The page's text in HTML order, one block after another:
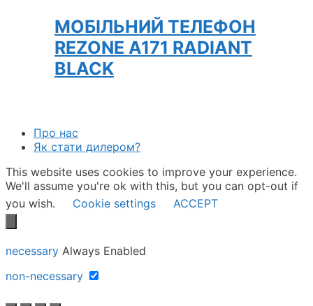
МОБІЛЬНИЙ ТЕЛЕФОН
REZONE A171 RADIANT
BLACK
Про нас
Як стати дилером?
This website uses cookies to improve your experience.
We'll assume you're ok with this, but you can opt-out if
you wish.
Cookie settings ACCEPT
necessary Always Enabled
non-necessary